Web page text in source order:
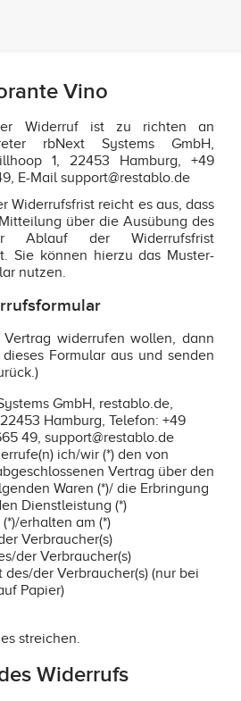
Vino
Widerruf ist zu richten an
rbNext Systems GmbH,
1, 22453 Hamburg, +49
E-Mail support@restablo.de
Widerrufsfrist reicht es aus, dass
über die Ausübung des
Ablauf der Widerrufsfrist
Sie können hierzu das Muster-
nutzen.
widerrufen wollen, dann
Formular aus und senden
GmbH, restablo.de,
Hamburg, Telefon: +49
49, support@restablo.de
ich/wir (*) den von
Vertrag über den
Waren (*)/ die Erbringung
Dienstleistung (*)
erhalten am (*)
Verbraucher(s)
der Verbraucher(s)
des/der Verbraucher(s) (nur bei
Papier)
streichen.
Widerrufs